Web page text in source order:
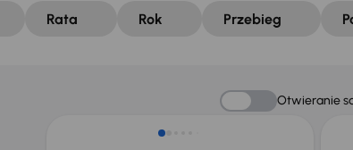
Rata Rok Przebieg
Otwieranie